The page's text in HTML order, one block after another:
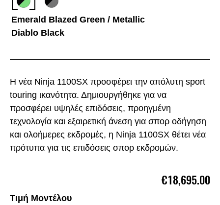
Η νέα Ninja 1100SX προσφέρει την απόλυτη sport
touring ικανότητα. Δημιουργήθηκε για να
προσφέρει υψηλές επιδόσεις, προηγμένη
τεχνολογία και εξαιρετική άνεση για σπορ οδήγηση
και ολοήμερες εκδρομές, η Ninja 1100SX θέτει νέα
πρότυπα για τις επιδόσεις σπορ εκδρομών.
€18,695.00
Τιμή Μοντέλου
Emerald Blazed Green / Metallic
Diablo Black